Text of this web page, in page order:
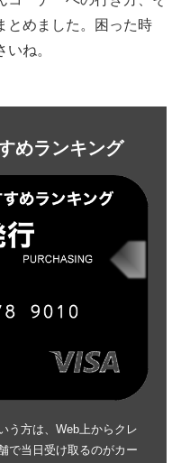
とめました。困った時
ね。
めランキング
う方は、Web上からクレ
で当日受け取るのがカー